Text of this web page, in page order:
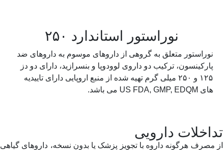
نوراستور استاندارد ۲۵۰
نوراستور متعلق به گروهی از داروهای موسوم به داروهای ضد
پارکینسون، ترکیب دو داروی لوودوپا و بنسرازید، دارای دو دز
۱۲۵ و ۲۵۰ میلی گرم تهیه شده از منبع اروپایی دارای تاییدیه
های US FDA, GMP, EDQM می باشد.
دارویی
مصرف هرگونه داروه با تجویز پزشک یا بدون نسخه، داروهاى گیاهى